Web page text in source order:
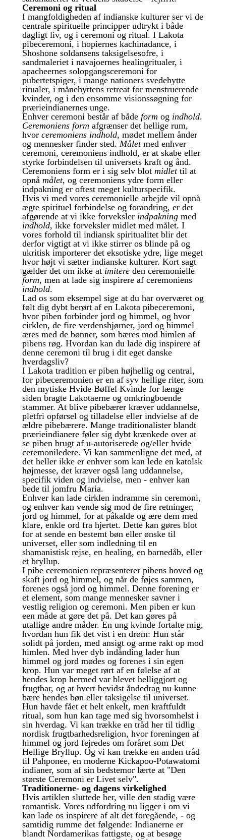
Ceremoni og ritual
I mangfoldigheden af indianske kulturer ser vi de
centrale spirituelle principper udtrykt i både
dagligt liv, og i ceremoni og ritual. I Lakota
pibeceremoni, i hopiernes kachinadance, i
Shoshone soldansens taksigelsesofre, i
sandmaleriet i navajoernes healingritualer, i
apacheernes solopgangsceremoni for
pubertetspiger, i mange nationers svedehytte
ritualer, i månehyttens retreat for menstruerende
kvinder, og i den ensomme visionssøgning for
prærieindianernes unge.
Enhver ceremoni består af både form og indhold.
Ceremoniens form afgrænser det hellige rum,
hvor ceremoniens indhold, mødet mellem ånder
og mennesker finder sted. Måletmed enhver
ceremoni, ceremoniens indhold, er at skabe eller
styrke forbindelsen til universets kraft og ånd.
Ceremoniens form er i sig selv blot midlettil at
opnå målet, og ceremoniens ydre form eller
indpakning er oftest meget kulturspecifik.
Hvis vi med vores ceremonielle arbejde vil opnå
ægte spirituel forbindelse og forandring, er det
afgørende at vi ikke forveksler indpakning med
indhold, ikke forveksler midlet med målet. I
vores forhold til indiansk spiritualitet blir det
derfor vigtigt at vi ikke stirrer os blinde på og
ukritisk importerer det eksotiske ydre, lige meget
hvor højt vi sætter indianske kulturer. Kort sagt
gælder det om ikke at imitere den ceremonielle
form, men at lade sig inspirere af ceremoniens
indhold.
Lad os som eksempel sige at du har overværet og
følt dig dybt berørt af en Lakota pibeceremoni,
hvor piben forbinder jord og himmel, og hvor
cirklen, de fire verdenshjørner, jord og himmel
æres med de bønner, som bæres mod himlen af
pibens røg. Hvordan kan du lade dig inspirere af
denne ceremoni til brug i dit eget danske
hverdagsliv?
I Lakota tradition er piben højhellig og central,
for pibeceremonien er en af syv hellige riter, som
den mytiske Hvide Bøffel Kvinde for længe
siden bragte Lakotaerne og omkringboende
stammer. At blive pibebærer kræver uddannelse,
pletfri opførsel og tilladelse eller indvielse af de
ældre pibebærere. Mange traditionalister blandt
prærieindianere føler sig dybt krænkede over at
se piben brugt af u-autoriserede og/eller hvide
ceremoniledere. Vi kan sammenligne det med, at
det heller ikke er enhver som kan lede en katolsk
højmesse, det kræver også lang uddannelse,
specifik viden og indvielse, men - enhver kan
bede til jomfru Maria.
Enhver kan lade cirklen indramme sin ceremoni,
og enhver kan vende sig mod de fire retninger,
jord og himmel, for at påkalde og ære dem med
klare, enkle ord fra hjertet. Dette kan gøres blot
for at sende en bestemt bøn eller ønske til
universet, eller som indledning til en
shamanistisk rejse, en healing, en barnedåb, eller
et bryllup.
I pibe ceremonien repræsenterer pibens hoved og
skaft jord og himmel, og når de føjes sammen,
forenes også jord og himmel. Denne forening er
et element, som mange mennesker savner i
vestlig religion og ceremoni. Men piben er kun
een måde at gøre det på. Det kan gøres på
utallige andre måder. En ung kvinde fortalte mig,
hvordan hun fik det vist i en drøm: Hun står
solidt på jorden, med ansigt og arme rakt op mod
himlen. Med hver dyb indånding lader hun
himmel og jord mødes og forenes i sin egen
krop. Hun var meget rørt af en følelse af at
hendes krop hermed var blevet helliggjort og
frugtbar, og at hvert bevidst åndedrag nu kunne
bære hendes bøn eller taksigelse til universet.
Hun havde fået et helt enkelt, men kraftfuldt
ritual, som hun kan tage med sig hvorsomhelst i
sin hverdag. Vi kan trække en tråd her til tidlig
nordisk frugtbarhedsreligion, hvor foreningen af
himmel og jord fejredes om foråret som Det
Hellige Bryllup. Og vi kan trække en anden tråd
til Pahponee, en moderne Kickapoo-Potawatomi
indianer, som af sin bedstemor lærte at "Den
største Ceremoni er Livet selv".
Traditionerne- og dagens virkelighed
Hvis artiklen sluttede her, ville den stadig være
romantisk. Vores udfordring nu ligger i om vi
kan lade os inspirere af alt det foregående, - og
samtidig rumme det følgende: Indianerne er
blandt Nordamerikas fattigste, og at besøge